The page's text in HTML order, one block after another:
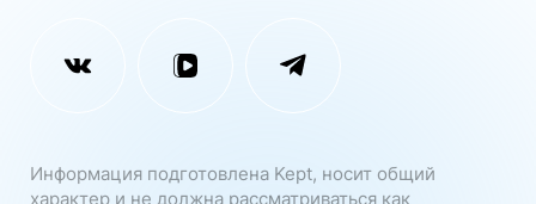
Информация подготовлена Kept, носит общий
характер и не должна рассматриваться как